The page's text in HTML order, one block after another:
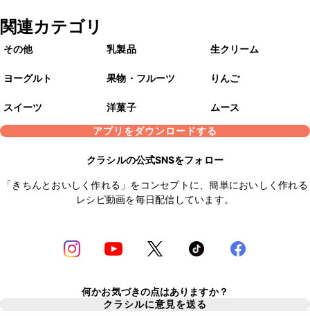
関連カテゴリ
その他 乳製品 生クリーム
ヨーグルト 果物・フルーツ りんご
スイーツ 洋菓子
ムース
アプリをダウンロードする
クラシルの公式SNSをフォロー
「きちんとおいしく作れる」をコンセプトに、簡単においしく作れる
レシピ動画を毎日配信しています。
何かお気づきの点はありますか？
クラシルに意見を送る